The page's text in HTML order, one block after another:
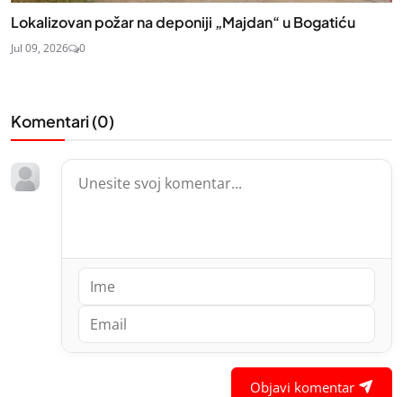
Lokalizovan požar na deponiji „Majdan“ u Bogatiću
Jul 09, 2026 0
Komentari (0)
Objavi komentar